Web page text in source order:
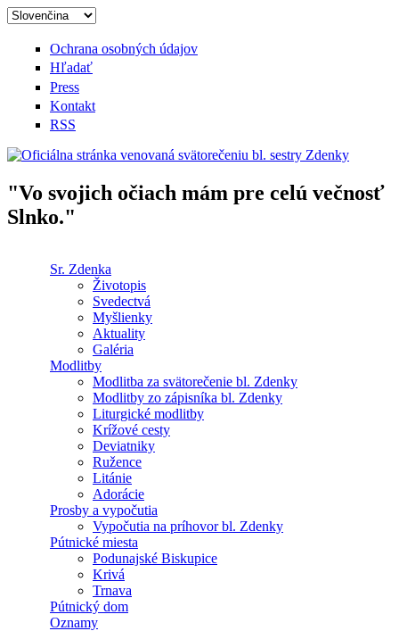
Skočiť na hlavný obsah
Ochrana osobných údajov
Hľadať
Press
Kontakt
RSS
Oficiálna stránka venovaná
"Vo svojich očiach mám pre celú večnosť
Slnko."
Hlavné menu
Sr. Zdenka
Životopis
Svedectvá
Myšlienky
Aktuality
Galéria
Modlitby
Modlitba za svätorečenie bl. Zdenky
Modlitby zo zápisníka bl. Zdenky
Liturgické modlitby
Krížové cesty
Deviatniky
Ružence
Litánie
Adorácie
Prosby a vypočutia
Vypočutia na príhovor bl. Zdenky
Pútnické miesta
Podunajské Biskupice
Krivá
Trnava
Pútnický dom
Oznamy